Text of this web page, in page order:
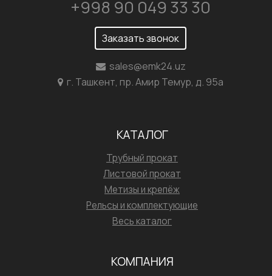
+998 90 049 33 30
Заказать звонок
sales@emk24.uz
г. Ташкент, пр. Амир Темур, д. 95а
КАТАЛОГ
Трубный прокат
Листовой прокат
Метизы и крепёж
Рельсы и комплектующие
Весь каталог
КОМПАНИЯ